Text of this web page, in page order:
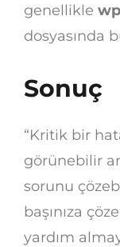
genellikle
dosyasında
Sonuç
“Kritik bir
görünebilir
sorunu
başınıza
yardım